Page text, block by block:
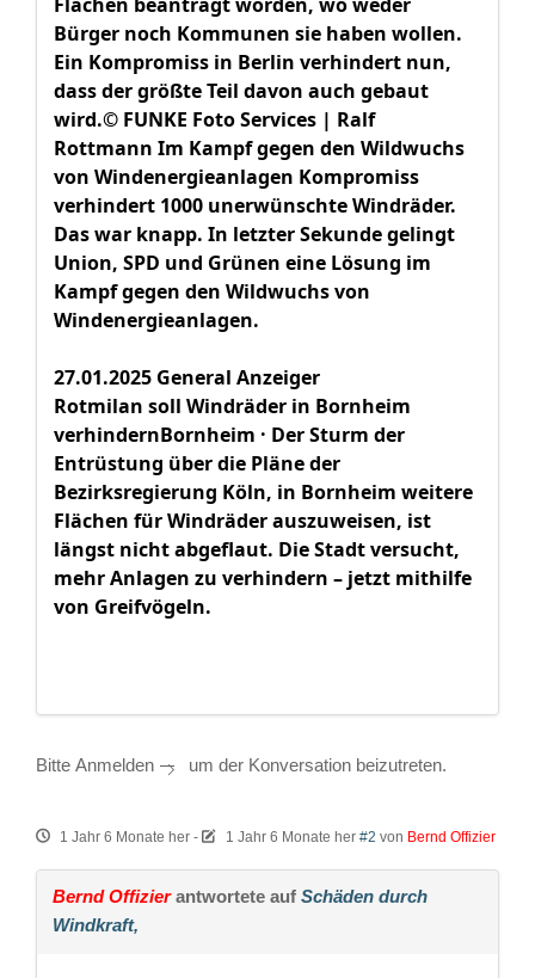
Bürger noch Kommunen sie haben wollen.
Ein Kompromiss in Berlin verhindert nun,
dass der größte Teil davon auch gebaut
wird.© FUNKE Foto Services | Ralf
Rottmann Im Kampf gegen den Wildwuchs
von Windenergieanlagen Kompromiss
verhindert 1000 unerwünschte Windräder.
Das war knapp. In letzter Sekunde gelingt
Union, SPD und Grünen eine Lösung im
Kampf gegen den Wildwuchs von
Windenergieanlagen.
27.01.2025 General Anzeiger
Rotmilan soll Windräder in Bornheim
verhindernBornheim · Der Sturm der
Entrüstung über die Pläne der
Bezirksregierung Köln, in Bornheim weitere
Flächen für Windräder auszuweisen, ist
längst nicht abgeflaut. Die Stadt versucht,
mehr Anlagen zu verhindern – jetzt mithilfe
von Greifvögeln.
Bitte Anmelden um der Konversation beizutreten.
1 Jahr 6 Monate her - 1 Jahr 6 Monate her #2 von Bernd Offizier
Bernd Offizierantwortete auf Schäden durch
Windkraft,